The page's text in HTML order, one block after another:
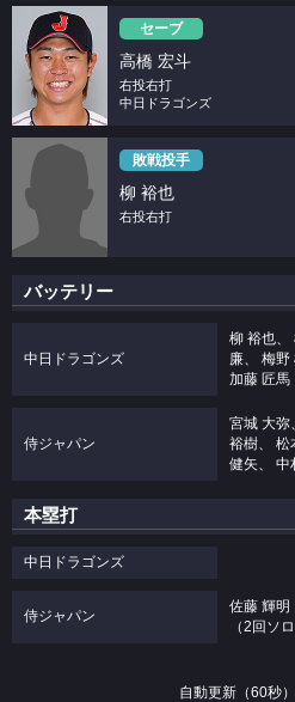
セーブ
高橋 宏斗
右投右打
中日ドラゴンズ
敗戦投手
柳 裕也
右投右打
バッテリー
中日ドラゴンズ
柳 裕也、
廉、 梅野
加藤 匠馬
侍ジャパン
宮城 大弥
裕樹、 松
健矢、 中
本塁打
中日ドラゴンズ
侍ジャパン
佐藤 輝明
（2回ソ
自動更新（60秒）